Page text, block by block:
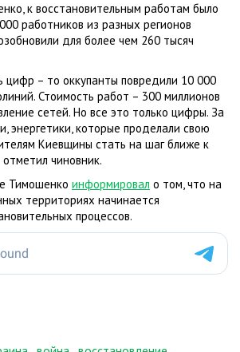
к восстановительным работам было
работников из разных регионов
для более чем 260 тысяч
цифр – то оккупанты повредили 10 000
Стоимость работ – 300 миллионов
сетей. Но все это только цифры. За
энергетики, которые проделали свою
Киевщины стать на шаг ближе к
чиновник.
Тимошенко информировал о том, что на
территориях начинается
процессов.